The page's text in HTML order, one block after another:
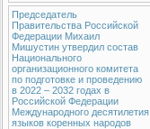
Председатель
Правительства Российской
Федерации Михаил
Мишустин утвердил состав
Национального
организационного комитета
по подготовке и проведению
в 2022 – 2032 годах в
Российской Федерации
Международного десятилетия
языков коренных народов